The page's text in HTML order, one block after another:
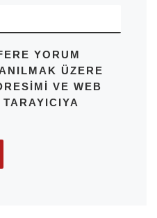
YORUM
ÜZERE
VE WEB